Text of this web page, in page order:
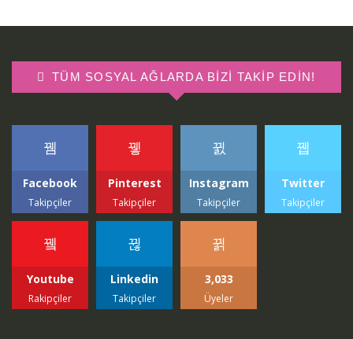
TÜM SOSYAL AĞLARDA BIZI TAKIP EDIN!
Facebook
Takipçiler
Pinterest
Takipçiler
Instagram
Takipçiler
Twitter
Takipçiler
Youtube
Rakipçiler
Linkedin
Takipçiler
3,033
Üyeler